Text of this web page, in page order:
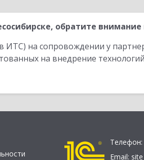
обратите внимание
ИТС) на сопровождении у
на внедрение
Телефон:
Email: